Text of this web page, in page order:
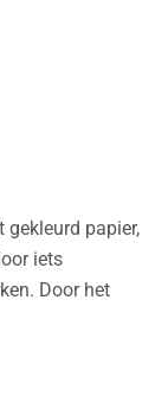
gekleurd papier,
iets
Door het